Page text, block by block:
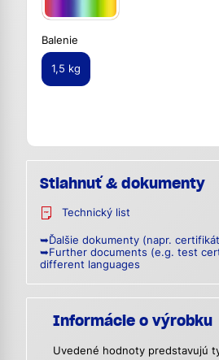
Balenie
1,5 kg
Stiahnuť & dokumenty
Technický list
➥Ďalšie dokumenty (napr.
➥Further documents (e.g. test
different languages
Informácie o výrobku
Uvedené hodnoty predstavujú